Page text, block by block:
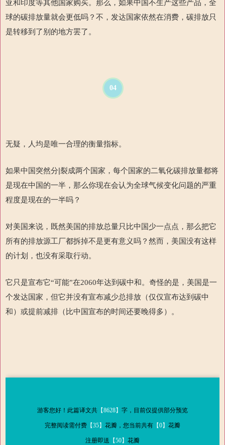
亚和印度等其他国家购买。那么，如果中国不生产这些产品，全
球的碳排放量就会更低吗？不，发达国家依然在消费，碳排放只
是转移到了别的地方罢了。
04
无疑，人均是唯一合理的衡量指标。
如果中国突然分|裂成两个国家，每个国家的二氧化碳排放量都将
是现在中国的一半，那么你现在会认为全球气候变化问题的严重
程度是现在的一半吗？
对美国来说，既然美国的排放总量只比中国少一点点，那么把它
所有的排放源工厂都拆掉不是更有意义吗？然而，美国没有这样
的计划，也没有采取行动。
它只是宣布它“可能”在2060年达到碳中和。奇怪的是，美国是一
个发达国家，但它并没有宣布减少总排放（仅仅宣布达到碳中
和）或提前减排（比中国宣布的时间还要晚得多）。
游客您好！此篇译文共 【8628】 字，目前仅提供部分预览
完整阅读需付费 【35】 花瓣，您当前共有 【0】 花瓣
注册即送 【50】 花瓣